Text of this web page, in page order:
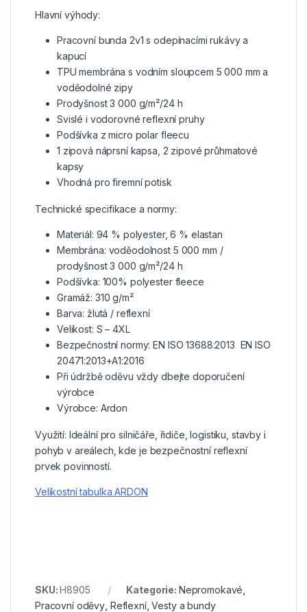
Hlavní výhody:
Pracovní bunda 2v1 s odepínacími rukávy a
kapucí
TPU membrána s vodním sloupcem 5 000 mm a
voděodolné zipy
Prodyšnost 3 000 g/m²/24 h
Svislé i vodorovné reflexní pruhy
Podšívka z micro polar fleecu
1 zipová náprsní kapsa, 2 zipové průhmatové
kapsy
Vhodná pro firemní potisk
Technické specifikace a normy:
Materiál: 94 % polyester, 6 % elastan
Membrána: voděodolnost 5 000 mm /
prodyšnost 3 000 g/m²/24 h
Podšívka: 100% polyester fleece
Gramáž: 310 g/m²
Barva: žlutá / reflexní
Velikost: S – 4XL
Bezpečnostní normy: EN ISO 13688:2013 EN ISO
20471:2013+A1:2016
Při údržbě oděvu vždy dbejte doporučení
výrobce
Výrobce: Ardon
Využití: Ideální pro silničáře, řidiče, logistiku, stavby i
pohyb v areálech, kde je bezpečnostní reflexní
prvek povinností.
Velikostní tabulka ARDON
SKU:H8905 Kategorie: Nepromokavé
Pracovní oděvy Reflexní,Vesty a bundy